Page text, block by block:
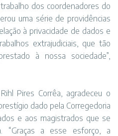
dos coordenadores do
uma série de providências
à privacidade de dados e
extrajudiciais, que tão
à nossa sociedade”,
Pires Corrêa, agradeceu o
dado pela Corregedoria
e aos magistrados que se
“Graças a esse esforço, a